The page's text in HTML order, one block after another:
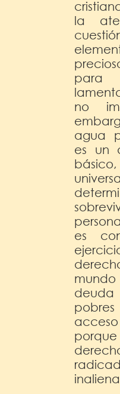
la
para
no
agua
es un
es
porque